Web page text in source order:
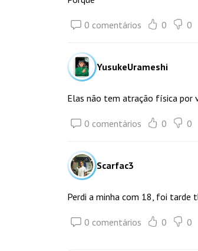
0 comentários 0 0
YusukeUrameshi
Elas não tem atração física por
0 comentários 0 0
Scarfac3
Perdi a minha com 18, foi
0 comentários 0 0